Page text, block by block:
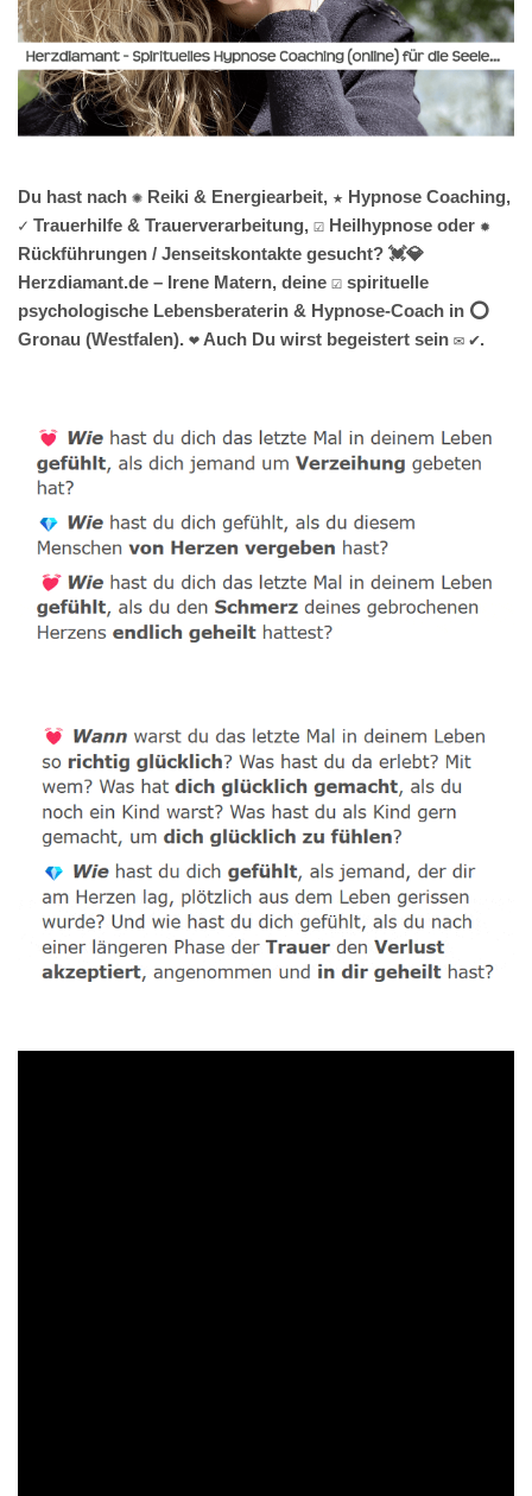
Du hast nach ✺ Reiki & Energiearbeit, ★ Hypnose Coaching,
✓ Trauerhilfe & Trauerverarbeitung, ☑️ Heilhypnose oder ✹
Rückführungen / Jenseitskontakte gesucht? 💓️💎
Herzdiamant.de – Irene Matern, deine ☑️ spirituelle
psychologische Lebensberaterin & Hypnose-Coach in ⭕
Gronau (Westfalen). ❤ Auch Du wirst begeistert sein ✉ ✔.